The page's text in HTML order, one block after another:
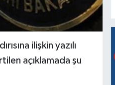
ilişkin yazılı
açıklamada şu